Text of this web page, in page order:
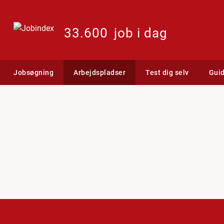
33.600 job i dag
Jobsøgning Arbejdspladser Test dig selv